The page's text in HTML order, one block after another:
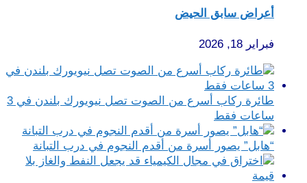
أعراض سابق الحيض
فبراير 18, 2026
طائرة ركاب أسرع من الصوت تصل نيويورك بلندن في 3
ساعات فقط
“هابل” يصور أسرة من أقدم النجوم في درب التبانة